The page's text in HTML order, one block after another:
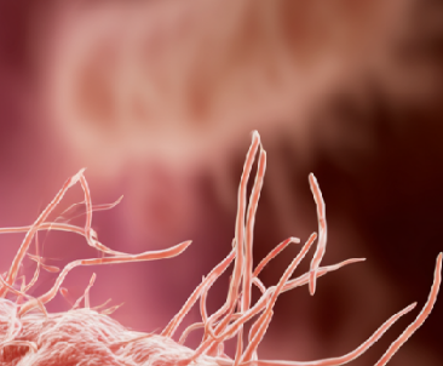
Я согласен наобработку моих персональных данных